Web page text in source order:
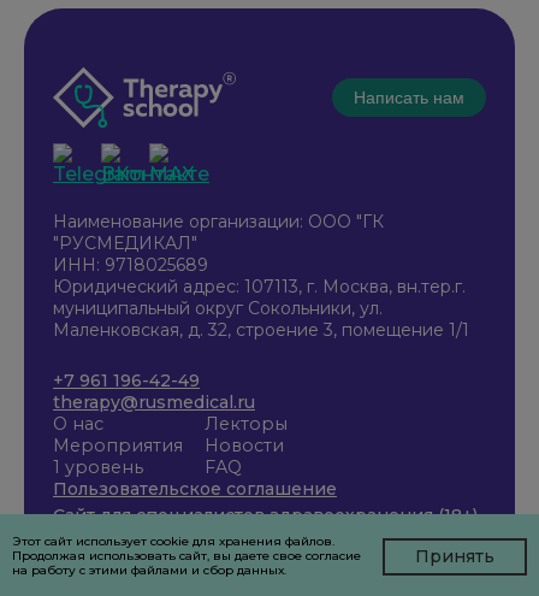
Написать нам
Наименование организации: ООО "ГК
"РУСМЕДИКАЛ"
ИНН: 9718025689
Юридический адрес: 107113, г. Москва, вн.тер.г.
муниципальный округ Сокольники, ул.
Маленковская, д. 32, строение 3, помещение 1/1
+7 961 196-42-49
therapy@rusmedical.ru
О нас
Мероприятия
1 уровень
Лекторы
Новости
FAQ
Пользовательское соглашение
Сайт для специалистов здравоохранения (18+)
Этот сайт использует cookie для хранения файлов.
Продолжая использовать сайт, вы даете свое согласие
на работу с этими файлами и сбор данных.
Принять